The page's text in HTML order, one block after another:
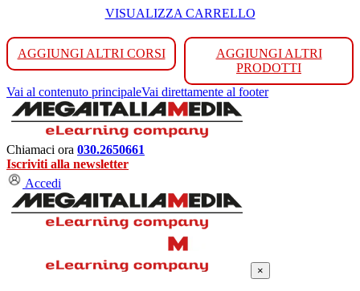
VISUALIZZA CARRELLO
AGGIUNGI ALTRI CORSI
AGGIUNGI ALTRI
PRODOTTI
Vai al contenuto principaleVai direttamente al footer
Chiamaci ora 030.2650661
Iscriviti alla newsletter
Accedi
×